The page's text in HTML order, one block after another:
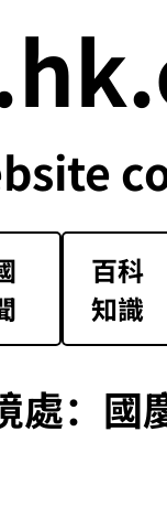
百科
知識
處：國